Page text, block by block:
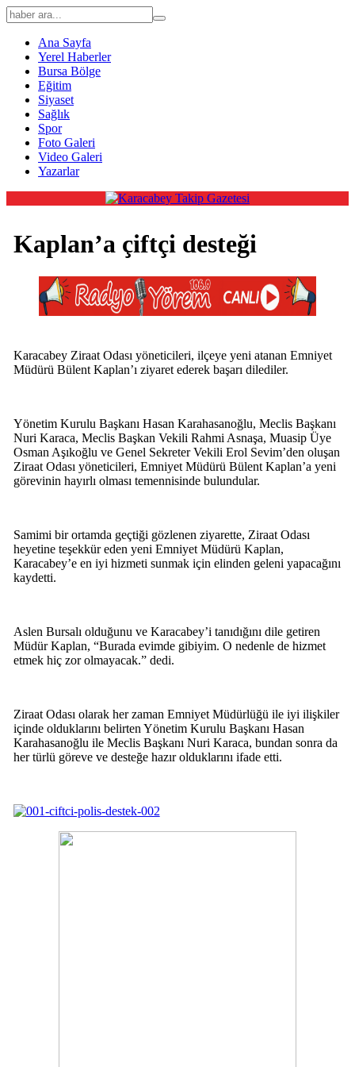
Ana Sayfa
Yerel Haberler
Bursa Bölge
Eğitim
Siyaset
Sağlık
Spor
Foto Galeri
Video Galeri
Yazarlar
Kaplan’a çiftçi desteği
Karacabey Ziraat Odası yöneticileri, ilçeye yeni atanan Emniyet
Müdürü Bülent Kaplan’ı ziyaret ederek başarı dilediler.
Yönetim Kurulu Başkanı Hasan Karahasanoğlu, Meclis Başkanı
Nuri Karaca, Meclis Başkan Vekili Rahmi Asnaşa, Muasip Üye
Osman Aşıkoğlu ve Genel Sekreter Vekili Erol Sevim’den oluşan
Ziraat Odası yöneticileri, Emniyet Müdürü Bülent Kaplan’a yeni
görevinin hayırlı olması temennisinde bulundular.
Samimi bir ortamda geçtiği gözlenen ziyarette, Ziraat Odası
heyetine teşekkür eden yeni Emniyet Müdürü Kaplan,
Karacabey’e en iyi hizmeti sunmak için elinden geleni yapacağını
kaydetti.
Aslen Bursalı olduğunu ve Karacabey’i tanıdığını dile getiren
Müdür Kaplan, “Burada evimde gibiyim. O nedenle de hizmet
etmek hiç zor olmayacak.” dedi.
Ziraat Odası olarak her zaman Emniyet Müdürlüğü ile iyi ilişkiler
içinde olduklarını belirten Yönetim Kurulu Başkanı Hasan
Karahasanoğlu ile Meclis Başkanı Nuri Karaca, bundan sonra da
her türlü göreve ve desteğe hazır olduklarını ifade etti.